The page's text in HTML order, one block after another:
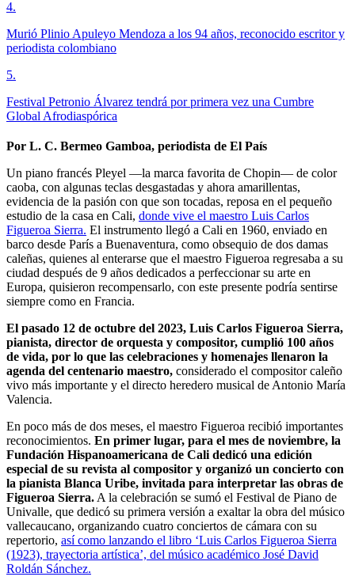
4.
Murió Plinio Apuleyo Mendoza a los 94 años, reconocido escritor y
periodista colombiano
5.
Festival Petronio Álvarez tendrá por primera vez una Cumbre
Global Afrodiaspórica
Por L. C. Bermeo Gamboa, periodista de El País
Un piano francés Pleyel —la marca favorita de Chopin— de color
caoba, con algunas teclas desgastadas y ahora amarillentas,
evidencia de la pasión con que son tocadas, reposa en el pequeño
estudio de la casa en Cali, donde vive el maestro Luis Carlos
Figueroa Sierra. El instrumento llegó a Cali en 1960, enviado en
barco desde París a Buenaventura, como obsequio de dos damas
caleñas, quienes al enterarse que el maestro Figueroa regresaba a su
ciudad después de 9 años dedicados a perfeccionar su arte en
Europa, quisieron recompensarlo, con este presente podría sentirse
siempre como en Francia.
El pasado 12 de octubre del 2023, Luis Carlos Figueroa Sierra,
pianista, director de orquesta y compositor, cumplió 100 años
de vida, por lo que las celebraciones y homenajes llenaron la
agenda del centenario maestro, considerado el compositor caleño
vivo más importante y el directo heredero musical de Antonio María
Valencia.
En poco más de dos meses, el maestro Figueroa recibió importantes
reconocimientos. En primer lugar, para el mes de noviembre, la
Fundación Hispanoamericana de Cali dedicó una edición
especial de su revista al compositor y organizó un concierto con
la pianista Blanca Uribe, invitada para interpretar las obras de
Figueroa Sierra. A la celebración se sumó el Festival de Piano de
Univalle, que dedicó su primera versión a exaltar la obra del músico
vallecaucano, organizando cuatro conciertos de cámara con su
repertorio, así como lanzando el libro ‘Luis Carlos Figueroa Sierra
(1923), trayectoria artística’, del músico académico José David
Roldán Sánchez.